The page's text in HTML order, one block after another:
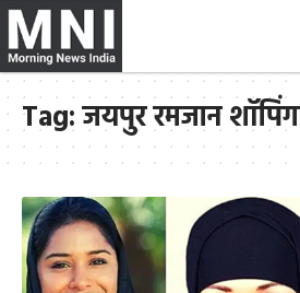
Tag:जयपुर रमजान शॉपिंग